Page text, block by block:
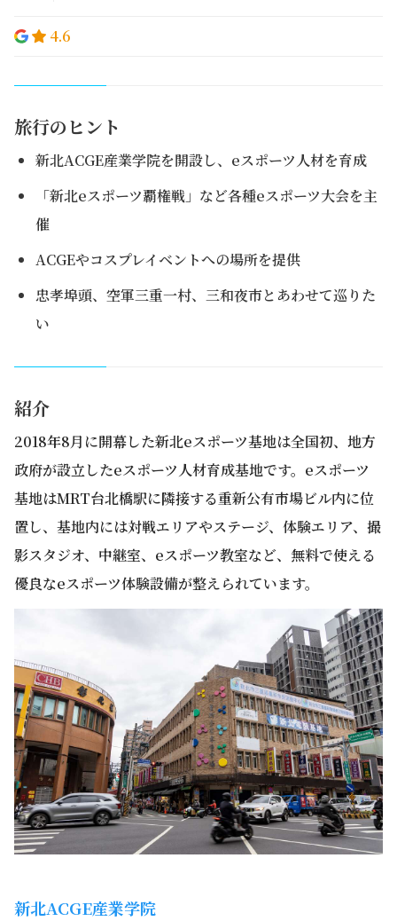
4.6
旅行のヒント
新北ACGE産業学院を開設し、eスポーツ人材を育成
「新北eスポーツ覇権戦」など各種eスポーツ大会を主
催
ACGEやコスプレイベントへの場所を提供
忠孝埠頭、空軍三重一村、三和夜市とあわせて巡りた
い
紹介
2018年8月に開幕した新北eスポーツ基地は全国初、地方
政府が設立したeスポーツ人材育成基地です。eスポーツ
基地はMRT台北橋駅に隣接する重新公有市場ビル内に位
置し、基地内には対戦エリアやステージ、体験エリア、撮
影スタジオ、中継室、eスポーツ教室など、無料で使える
優良なeスポーツ体験設備が整えられています。
新北ACGE産業学院